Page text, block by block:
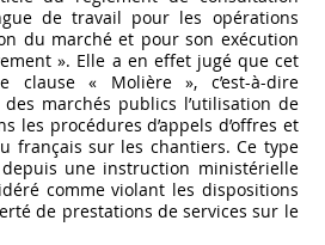
de travail pour les opérations
du marché et pour son exécution
». Elle a en effet jugé que cet
clause « Molière », c’est-à-dire
marchés publics l’utilisation de
les procédures d’appels d’offres et
français sur les chantiers. Ce type
une instruction ministérielle
comme violant les dispositions
de prestations de services sur le